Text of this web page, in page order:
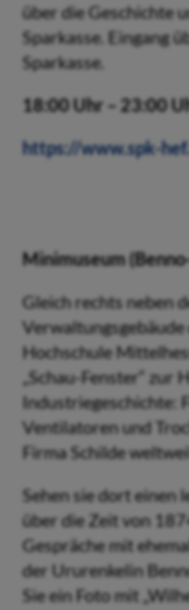
über die Geschichte
Sparkasse. Eingang
Sparkasse.
18:00 Uhr – 23:00
https://www.spk-
Minimuseum
Gleich rechts neben
Verwaltungsgebäude
Hochschule
„Schau-Fenster“ zur
Industriegeschichte:
Ventilatoren und
Firma Schilde
Sehen sie dort einen
über die Zeit von
Gespräche mit
der Ururenkelin
Sie ein Foto mit